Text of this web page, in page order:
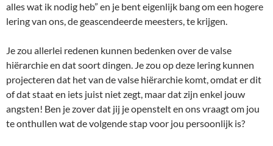
alles wat ik nodig heb” en je bent eigenlijk bang om een hogere
lering van ons, de geascendeerde meesters, te krijgen.
Je zou allerlei redenen kunnen bedenken over de valse
hiërarchie en dat soort dingen. Je zou op deze lering kunnen
projecteren dat het van de valse hiërarchie komt, omdat er dit
of dat staat en iets juist niet zegt, maar dat zijn enkel jouw
angsten! Ben je zover dat jij je openstelt en ons vraagt om jou
te onthullen wat de volgende stap voor jou persoonlijk is?